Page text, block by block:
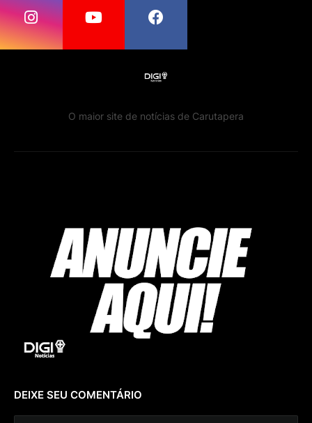
O maior site de notícias de Carutapera
DEIXE SEU COMENTÁRIO